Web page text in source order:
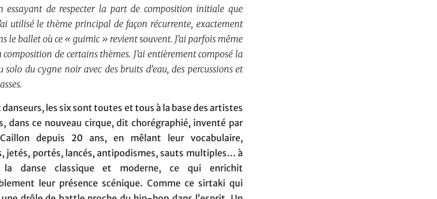
essayant de respecter la part de composition initiale que
utilisé le thème principal de façon récurrente, exactement
le ballet où ce « guimic » revient souvent. J’ai parfois même
de certains thèmes. J’ai entièrement composé la
solo du cygne noir avec des bruits d’eau, des percussions et
les six sont toutes et tous à la base des artistes
dans ce nouveau cirque, dit chorégraphié, inventé par
depuis 20 ans, en mêlant leur vocabulaire,
jetés, portés, lancés, antipodismes, sauts multiples… à
danse classique et moderne, ce qui enrichit
leur présence scénique. Comme ce sirtaki qui